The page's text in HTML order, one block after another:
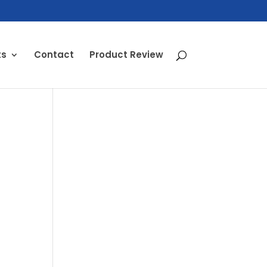
Contact Product Review